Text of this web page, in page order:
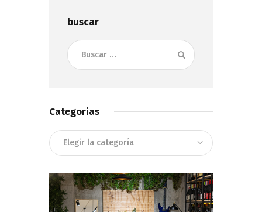
buscar
Buscar:
Categorias
Categorias